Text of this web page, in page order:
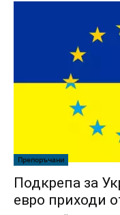
Препоръчани
Подкрепа за
евро приходи